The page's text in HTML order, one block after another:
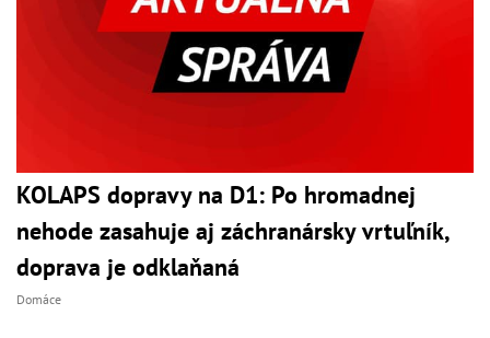
KOLAPS dopravy na D1: Po hromadnej
nehode zasahuje aj záchranársky vrtuľník,
doprava je odklaňaná
Domáce